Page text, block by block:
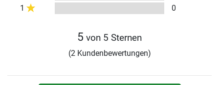
1
0
5 von 5 Sternen
(2 Kundenbewertungen)